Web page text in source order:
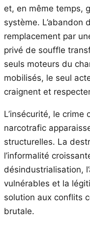
et, en même temps,
système. L’abandon
remplacement par
privé de souffle
seuls moteurs du
mobilisés, le seul
craignent et
L’insécurité, le crime
narcotrafic
structurelles. La
l’informalité
désindustrialisation,
vulnérables et la
solution aux conflits
brutale.